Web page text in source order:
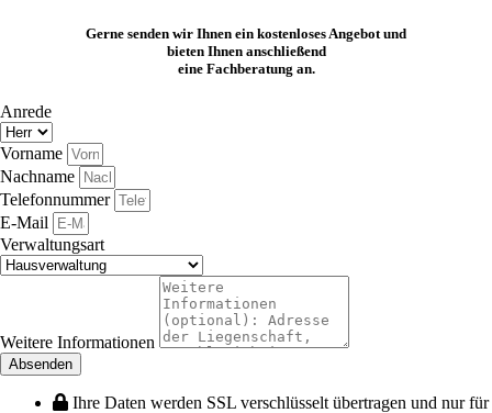
Gerne senden wir Ihnen ein kostenloses Angebot und
bieten Ihnen anschließend
eine Fachberatung an.
Anrede
Vorname
Nachname
Telefonnummer
E-Mail
Verwaltungsart
Weitere Informationen
Absenden
Ihre Daten werden SSL verschlüsselt übertragen und nur für